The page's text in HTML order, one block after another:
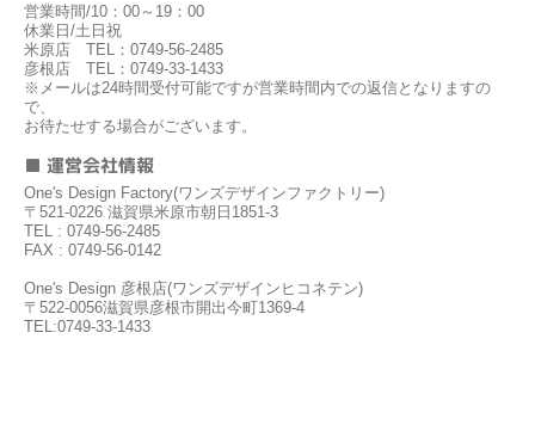
営業時間/10：00～19：00
休業日/土日祝
米原店 TEL：0749-56-2485
彦根店 TEL：0749-33-1433
※メールは24時間受付可能ですが営業時間内での返信となりますの
で、
お待たせする場合がございます。
■ 運営会社情報
One's Design Factory(ワンズデザインファクトリー)
〒521-0226 滋賀県米原市朝日1851-3
TEL : 0749-56-2485
FAX : 0749-56-0142
One's Design 彦根店(ワンズデザインヒコネテン)
〒522-0056滋賀県彦根市開出今町1369-4
TEL:0749-33-1433